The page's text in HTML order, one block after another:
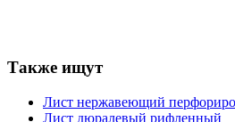
Также ищут
Лист нержавеющий
Лист дюралевый рифленный